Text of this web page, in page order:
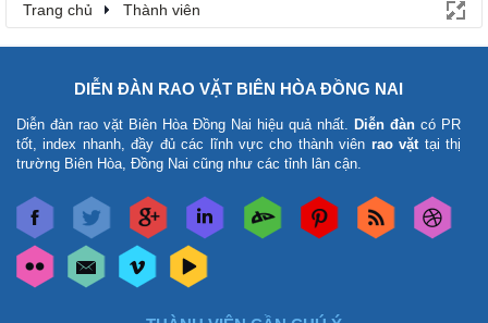
Trang chủ Thành viên
DIỄN ĐÀN RAO VẶT BIÊN HÒA ĐỒNG NAI
Diễn đàn rao vặt Biên Hòa Đồng Nai hiệu quả nhất. Diễn đàn có PR
tốt, index nhanh, đầy đủ các lĩnh vực cho thành viên rao vặttại thị
trường Biên Hòa, Đồng Nai cũng như các tỉnh lân cận.